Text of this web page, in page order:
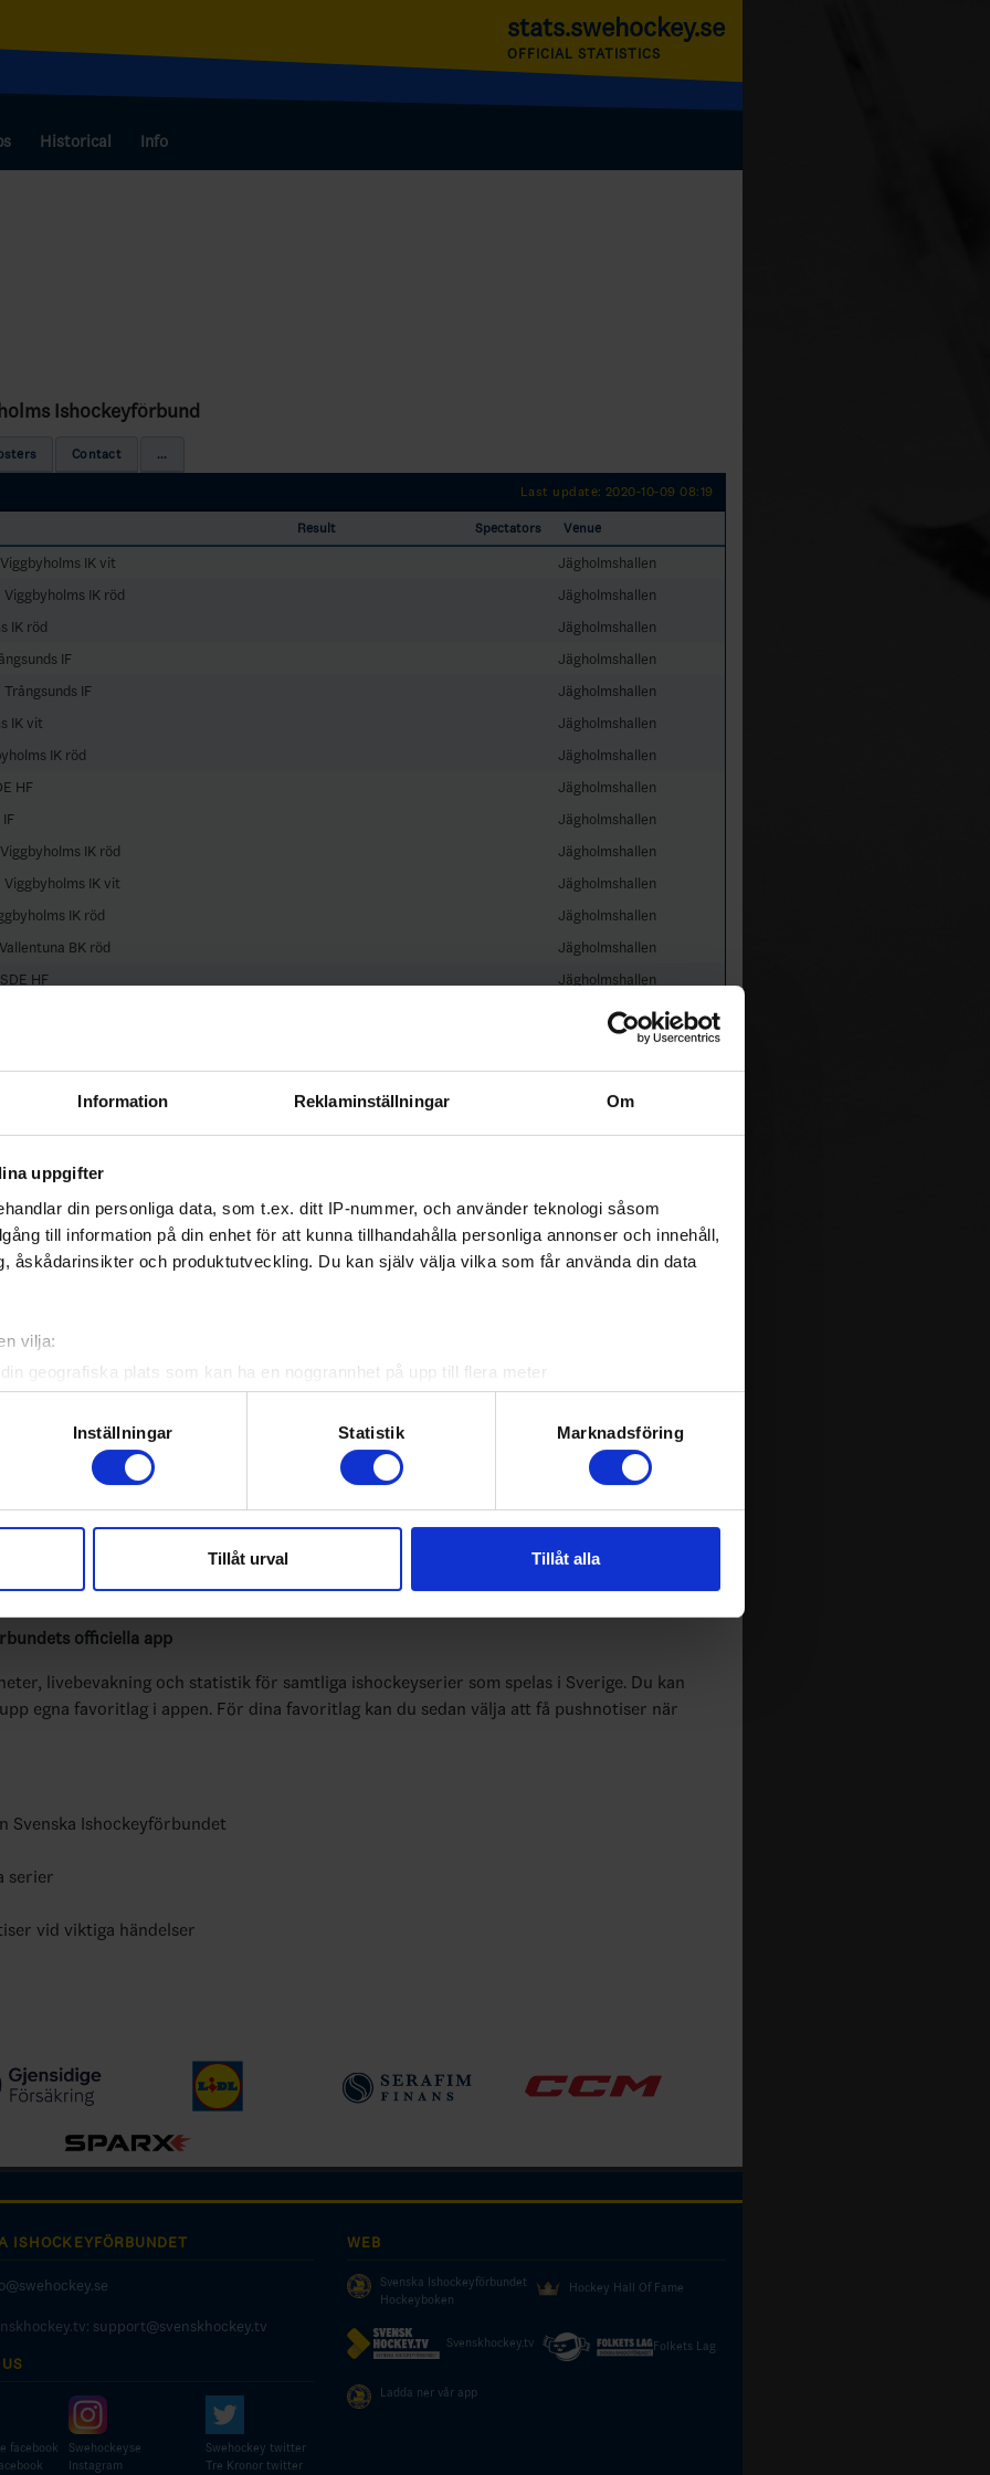
Information Reklaminställningar Om
uppgifter
din personliga data, som t.ex. ditt IP-nummer, och använder teknologi såsom
till information på din enhet för att kunna tillhandahålla personliga annonser och innehåll,
åskådarinsikter och produktutveckling. Du kan själv välja vilka som får använda din data
vilja:
geografiska plats som kan ha en noggrannhet på upp till flera meter
att aktivt skanna den för specifika kännetecken (fingeravtryck)
uppgifter behandlas och ställ in dina preferenser i
detaljsektionen. Du kan ändra
när som helst från cookie-förklaringen.
för att anpassa innehållet och annonserna till användarna, tillhandahålla funktioner för
trafik. Vi vidarebefordrar även sådana identifierare och annan information från din enhet
och analysföretag som vi samarbetar med. Dessa kan i sin tur kombinera informationen
har tillhandahållit eller som de har samlat in när du har använt deras tjänster.
Inställningar Statistik Marknadsföring
Tillåt urval Tillåt alla
Historical Info
stats.swehockey.se
OFFICIAL STATISTICS
Ishockeyförbund
Contact ...
Last update: 2020-10-09 08:19
Result Spectators Venue
IK vit
Jägholmshallen
IK röd
Jägholmshallen
IK röd
Jägholmshallen
IF
Jägholmshallen
IF
Jägholmshallen
IK vit
Jägholmshallen
IK röd
Jägholmshallen
HF
Jägholmshallen
Jägholmshallen
IK röd
Jägholmshallen
IK vit
Jägholmshallen
IK röd
Jägholmshallen
BK röd
Jägholmshallen
HF
Jägholmshallen
Jägholmshallen
Jägholmshallen
BK vit
Jägholmshallen
IK vit
Jägholmshallen
IK vit
Jägholmshallen
Vallentuna BK vit
IK vit Jägholmshallen
officiella app
livebevakning och statistik för samtliga ishockeyserier som spelas i Sverige. Du kan
egna favoritlag i appen. För dina favoritlag kan du sedan välja att få pushnotiser när
Svenska Ishockeyförbundet
serier
vid viktiga händelser
ISHOCKEYFÖRBUNDET
support@svenskhockey.tv
facebook
Swehockeyse
Instagram
Swehockey twitter
Tre Kronor twitter
WEB
Svenska Ishockeyförbundet
Hockeyboken
Hockey Hall Of Fame
Svenskhockey.tv Folkets Lag
Ladda ner vår app